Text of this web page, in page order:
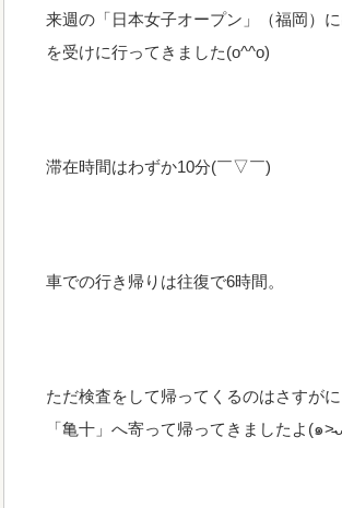
来週の「日本女子オープン」（福岡）
を受けに行ってきました(o^^o)
滞在時間はわずか10分(￣▽￣)
車での行き帰りは往復で6時間。
ただ検査をして帰ってくるのはさすが
「亀十」へ寄って帰ってきましたよ(๑